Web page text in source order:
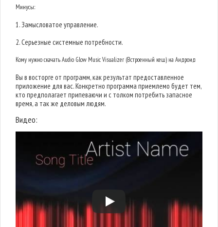
Минусы:
1. Замысловатое управление.
2. Серьезные системные потребности.
Кому нужно скачать Audio Glow Music Visualizer (Встроенный кеш) на Андроид
Вы в восторге от программ, как результат предоставленное
приложение для вас. Конкретно программа приемлемо будет тем,
кто предполагает припеваючи и с толком потребить запасное
время, а так же деловым людям.
Видео: